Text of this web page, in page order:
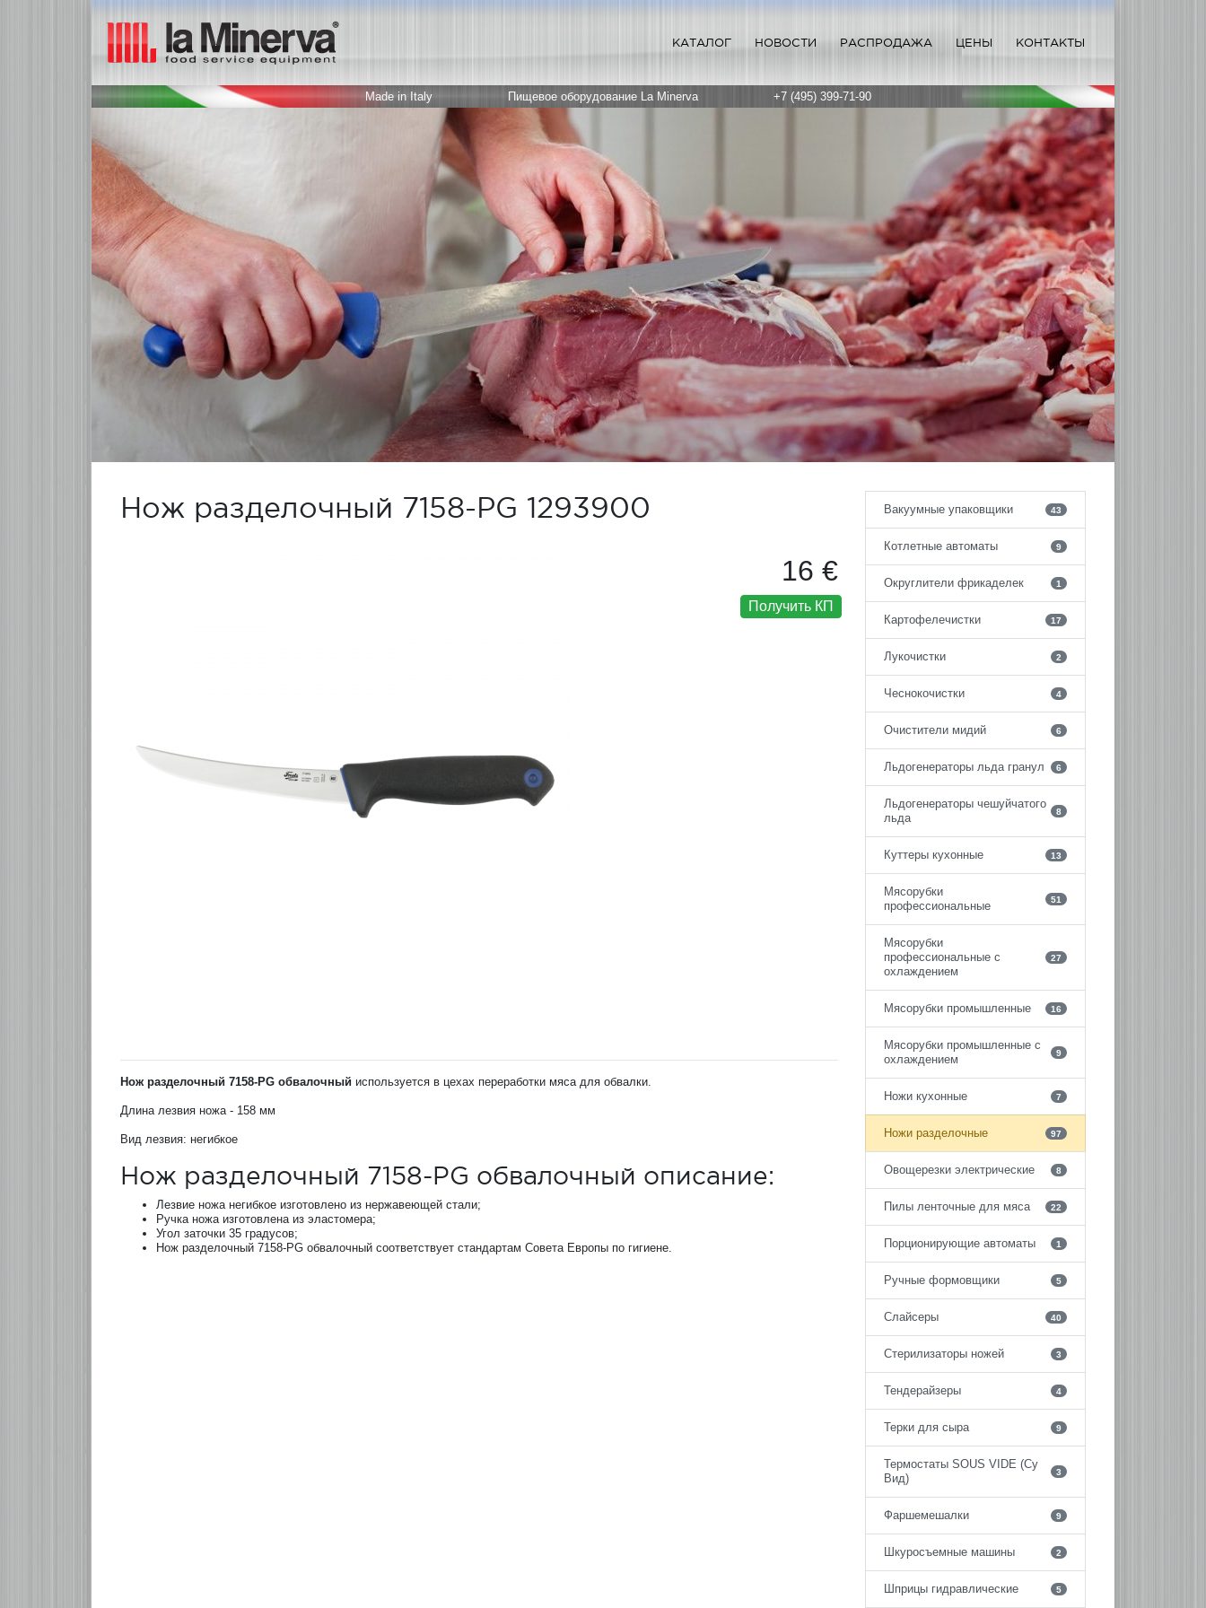
КАТАЛОГ НОВОСТИ РАСПРОДАЖА ЦЕНЫ КОНТАКТЫ
Made in Italy Пищевое оборудование La Minerva +7 (495) 399-71-90
Нож разделочный 7158-PG 1293900
16 €
Получить КП
Нож разделочный 7158-PG обвалочный используется в цехах переработки мяса для обвалки.
Длина лезвия ножа - 158 мм
Вид лезвия: негибкое
Нож разделочный 7158-PG обвалочный описание:
Лезвие ножа негибкое изготовлено из нержавеющей стали;
Ручка ножа изготовлена из эластомера;
Угол заточки 35 градусов;
Нож разделочный 7158-PG обвалочный соответствует стандартам Совета Европы по гигиене.
Вакуумные упаковщики 43
Котлетные автоматы 9
Округлители фрикаделек 1
Картофелечистки 17
Лукочистки 2
Чеснокочистки 4
Очистители мидий 6
Льдогенераторы льда гранул 6
Льдогенераторы чешуйчатого
льда
8
Куттеры кухонные 13
Мясорубки
профессиональные
51
Мясорубки
профессиональные с
охлаждением
27
Мясорубки промышленные 16
Мясорубки промышленные с
охлаждением
9
Ножи кухонные 7
Ножи разделочные 97
Овощерезки электрические 8
Пилы ленточные для мяса 22
Порционирующие автоматы 1
Ручные формовщики 5
Слайсеры 40
Стерилизаторы ножей 3
Тендерайзеры 4
Терки для сыра 9
Термостаты SOUS VIDE (Су
Вид)
3
Фаршемешалки 9
Шкуросъемные машины 2
Шприцы гидравлические 5